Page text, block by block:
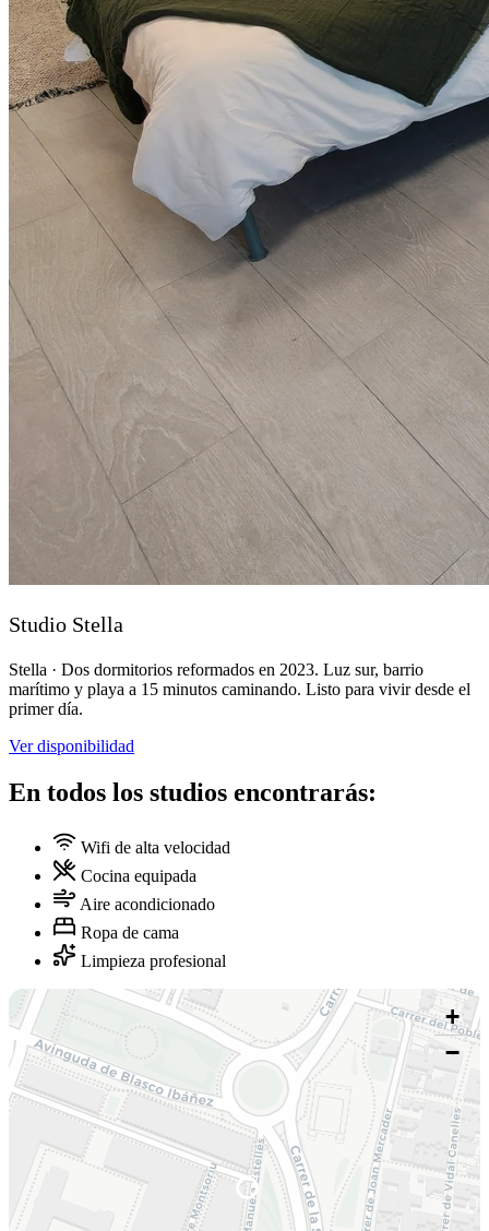
Studio Stella
Stella · Dos dormitorios reformados en 2023. Luz sur, barrio
marítimo y playa a 15 minutos caminando. Listo para vivir desde el
primer día.
Ver disponibilidad
En todos los studios encontrarás:
Wifi de alta velocidad
Cocina equipada
Aire acondicionado
Ropa de cama
Limpieza profesional
+
−